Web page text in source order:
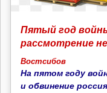
Пятый год
рассмотрение
Востсибов
На пятом году
и обвинение